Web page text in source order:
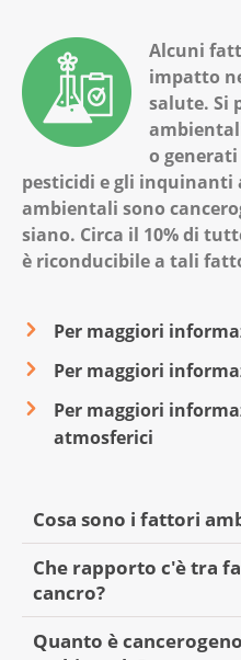
Alcuni
impatto
salute. Si
o
pesticidi e gli
ambientali sono
siano. Circa il 10% di
è riconducibile a tali
Per maggiori
Per maggiori
Per maggiori
atmosferici
Cosa sono i fattori
Si tratta di fattori che
persone e che
breve, l'ambiente
Che rapporto c'è tra
cancro?
Alcuni fattori
Quanto è